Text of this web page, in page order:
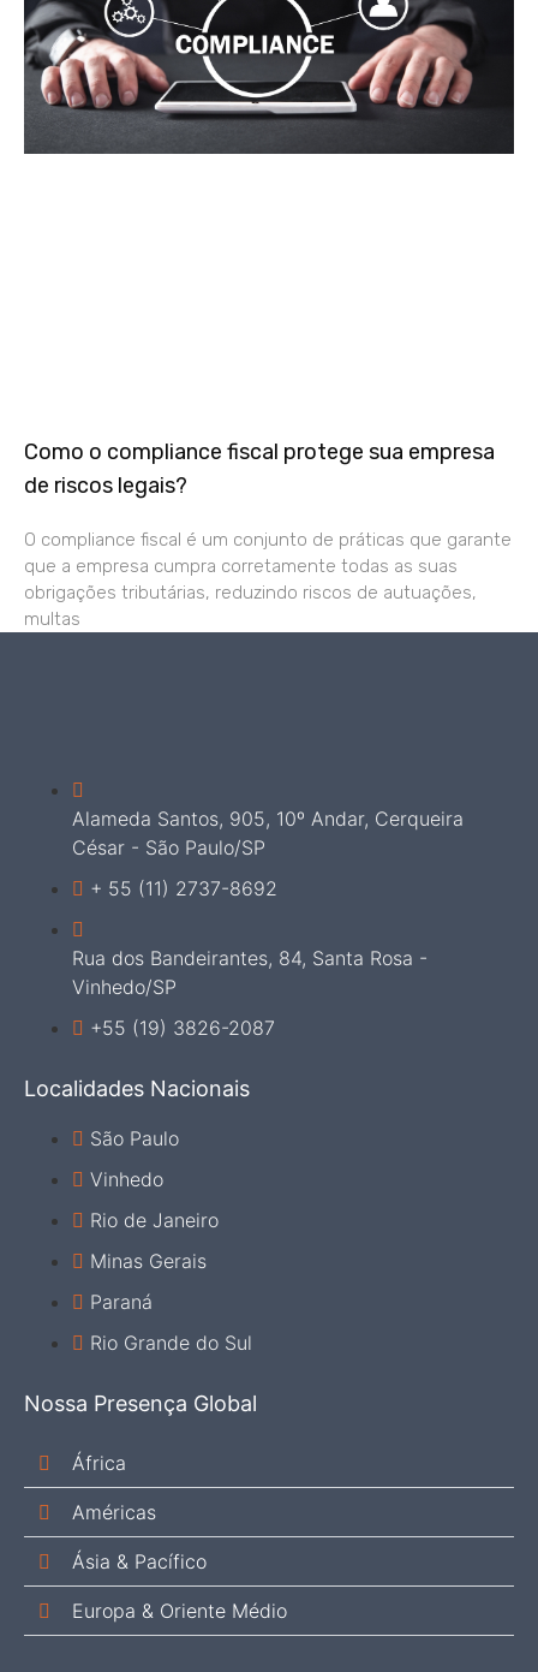
Como o compliance fiscal protege sua empresa
de riscos legais?
O compliance fiscal é um conjunto de práticas que garante
que a empresa cumpra corretamente todas as suas
obrigações tributárias, reduzindo riscos de autuações,
multas
Alameda Santos, 905, 10º Andar, Cerqueira
César - São Paulo/SP
+ 55 (11) 2737-8692
Rua dos Bandeirantes, 84, Santa Rosa -
Vinhedo/SP
+55 (19) 3826-2087
Localidades Nacionais
São Paulo
Vinhedo
Rio de Janeiro
Minas Gerais
Paraná
Rio Grande do Sul
Nossa Presença Global
África
Américas
Ásia & Pacífico
Europa & Oriente Médio